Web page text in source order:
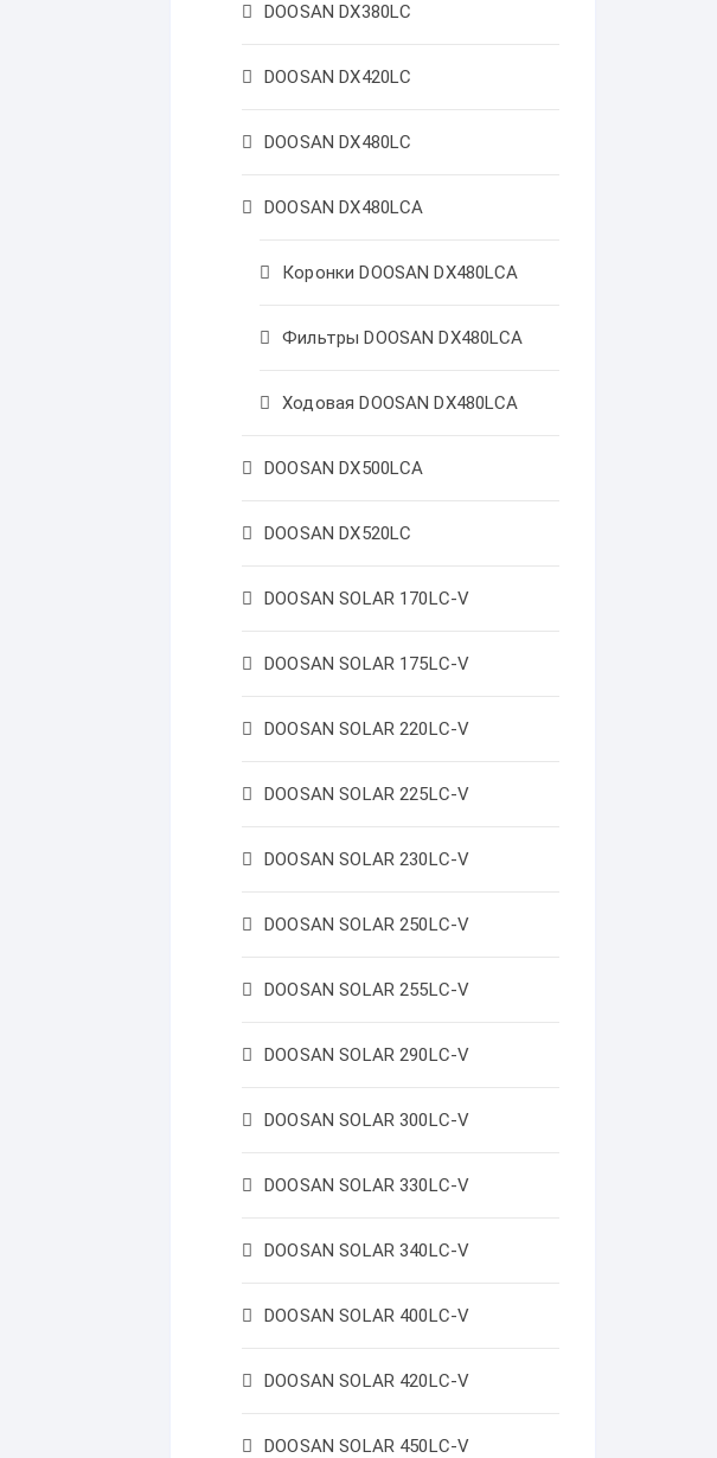
DOOSAN DX380LC
DOOSAN DX420LC
DOOSAN DX480LC
DOOSAN DX480LCA
Коронки DOOSAN DX480LCA
Фильтры DOOSAN DX480LCA
Ходовая DOOSAN DX480LCA
DOOSAN DX500LCA
DOOSAN DX520LC
DOOSAN SOLAR 170LC-V
DOOSAN SOLAR 175LC-V
DOOSAN SOLAR 220LC-V
DOOSAN SOLAR 225LC-V
DOOSAN SOLAR 230LC-V
DOOSAN SOLAR 250LC-V
DOOSAN SOLAR 255LC-V
DOOSAN SOLAR 290LC-V
DOOSAN SOLAR 300LC-V
DOOSAN SOLAR 330LC-V
DOOSAN SOLAR 340LC-V
DOOSAN SOLAR 400LC-V
DOOSAN SOLAR 420LC-V
DOOSAN SOLAR 450LC-V